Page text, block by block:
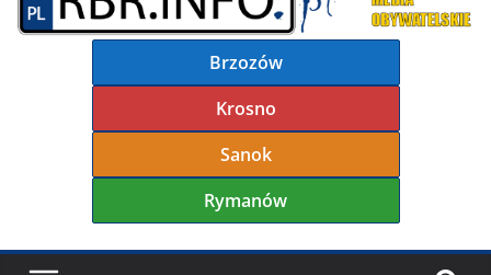
Brzozów
Krosno
Sanok
Rymanów